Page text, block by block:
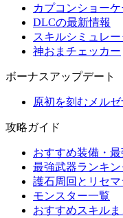
カプコンショー
DLCの最新情報
スキルシミュレー
神おまチェッカー
ボーナスアップデート
原初を刻むメルゼ
攻略ガイド
おすすめ装備・
最強武器ランキン
護石周回とリセ
モンスター一覧
おすすめスキルま